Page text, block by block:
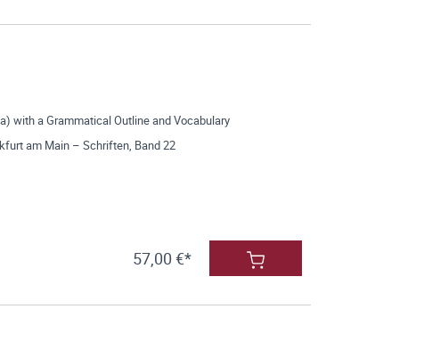
with a Grammatical Outline and Vocabulary
am Main – Schriften, Band 22
57,00 €*